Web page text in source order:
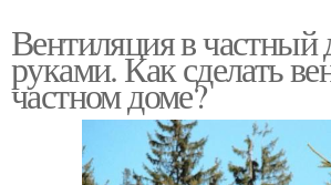
Вентиляция в
руками. Как сделать
частном доме?